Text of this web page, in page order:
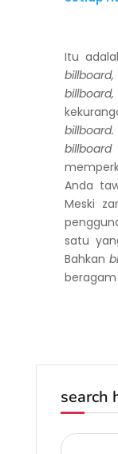
Itu
billboard,
billboard,
billboard.
billboard
Anda
Meski
satu
Bahkan
beragam
search